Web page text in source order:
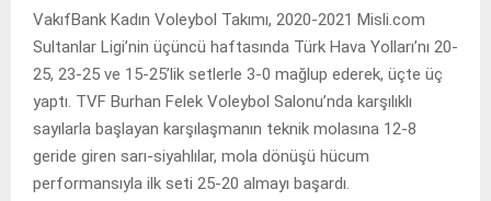
VakıfBank Kadın Voleybol Takımı, 2020-2021 Misli.com
Sultanlar Ligi’nin üçüncü haftasında Türk Hava Yolları’nı 20-
25, 23-25 ve 15-25’lik setlerle 3-0 mağlup ederek, üçte üç
yaptı. TVF Burhan Felek Voleybol Salonu’nda karşılıklı
sayılarla başlayan karşılaşmanın teknik molasına 12-8
geride giren sarı-siyahlılar, mola dönüşü hücum
performansıyla ilk seti 25-20 almayı başardı.